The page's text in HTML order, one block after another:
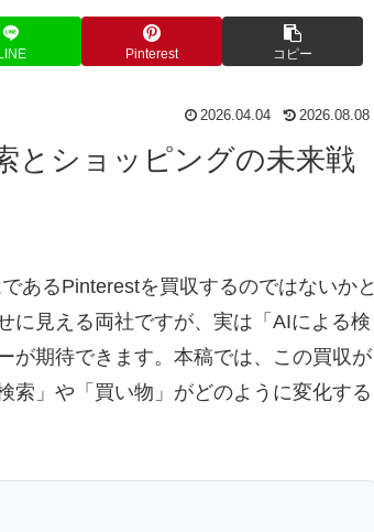
Pinterest コピー
2026.04.04 2026.08.08
とショッピングの未来戦
あるPinterestを買収するのではないかと
に見える両社ですが、実は「AIによる検
が期待できます。本稿では、この買収が
索」や「買い物」がどのように変化する